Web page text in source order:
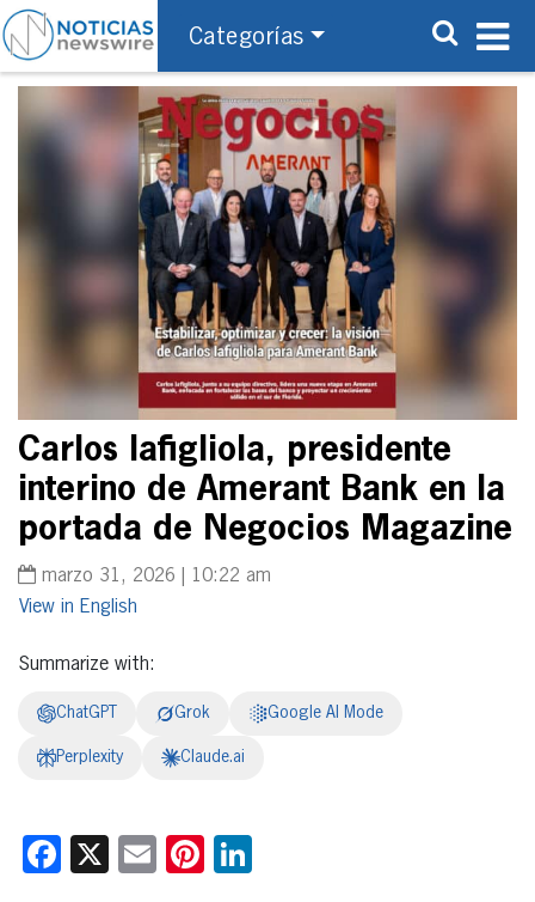
Categorías
Carlos Iafigliola, presidente
interino de Amerant Bank en la
portada de Negocios Magazine
marzo 31, 2026 | 10:22 am
English
Summarize with:
ChatGPT Grok Google AI Mode
Perplexity Claude.ai
Facebook
X EmailPinterest